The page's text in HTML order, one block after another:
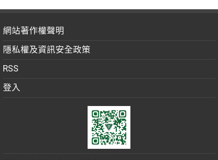
網站著作權聲明
隱私權及資訊安全政策
RSS
登入